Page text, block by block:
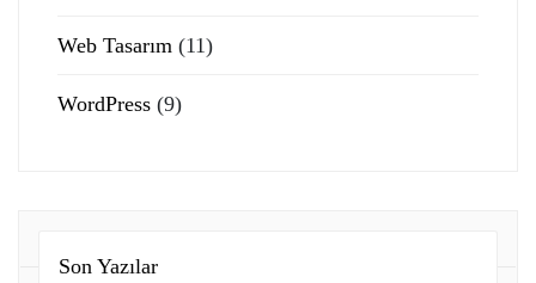
Web Tasarım (11)
WordPress (9)
Son Yazılar